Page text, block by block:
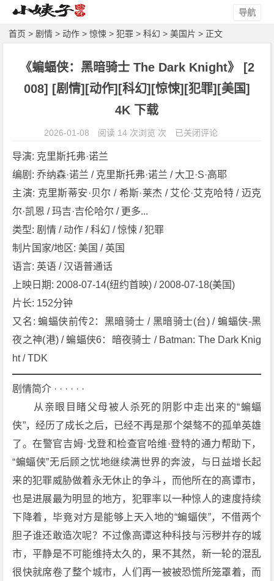
导航
首页 > 剧情 >动作 >惊悚 >犯罪 >科幻 >美国片 > 正文
《蝙蝠侠：黑暗骑士 The Dark Knight》 [2
008] [剧情][动作][科幻][惊悚][犯罪][美国]
4K 下载
2026-01-08 阅读 14 次浏览 次
《蝙
黑
暗
D
r
K
i
h
t》
[2
0
8]
[剧
情]
[动
[科
幻]
已关闭评论
导演: 克里斯托弗·诺兰
编剧: 乔纳森·诺兰 / 克里斯托弗·诺兰 / 大卫·S·高耶
主演: 克里斯蒂安·贝尔 / 希斯·莱杰 / 艾伦·艾克哈特 / 迈克
尔·凯恩 / 玛吉·吉伦哈尔 / 更多...
类型: 剧情 / 动作 / 科幻 / 惊悚 / 犯罪
制片国家/地区: 美国 / 英国
语言: 英语 / 汉语普通话
上映日期: 2008-07-14(纽约首映) / 2008-07-18(美国)
片长: 152分钟
又名: 蝙蝠侠前传2：黑暗骑士 / 黑暗骑士(台) / 蝙蝠侠-黑
夜之神(港) / 蝙蝠侠6：暗夜骑士 / Batman: The Dark Knig
ht / TDK
剧情简介 · · · · · ·
从亲眼目睹父母被人杀死的阴影中走出来的“蝙蝠
侠”，经历了成长之后，已经不再是那个桀骜不的孤单英雄
了。在警官吉姆·戈登和检查官哈维·登特的通力帮助下，
“蝙蝠侠”无后顾之忧地继续满世界的奔波，与日益增长起
来的犯罪威胁做着永无休止的争斗，而他所在的高谭市，
也是进展最为明显的地方，犯罪率以一种惊人的速度持续
下降着，毕竟对方是能够上天入地的“蝙蝠侠”，不借两个
胆子谁还敢造次呢？不过像高谭这种科技与污秽并存的城
市，平静是不可能维持太久的，果不其然，新一轮的混乱
很快就席卷了整个城市，人们再一被被恐慌所笼罩着，而